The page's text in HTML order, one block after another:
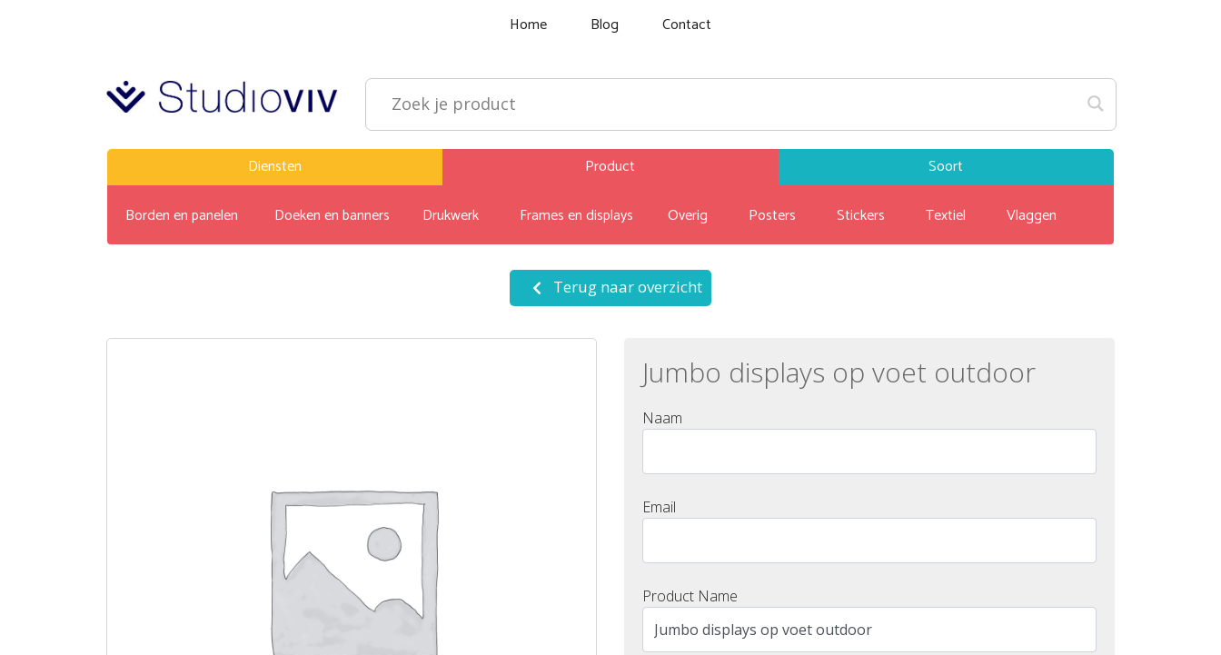
Home Blog Contact
Diensten
Product
Borden en panelen
Doeken en banners Drukwerk Frames en displays Overig Posters Stickers Textiel Vlaggen
Soort
Terug naar overzicht
Jumbo displays op voet outdoor
Naam
Email
Product Name